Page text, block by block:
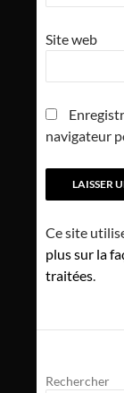
Site web
navigateur
Ce site
plus sur la
traitées.
Rechercher